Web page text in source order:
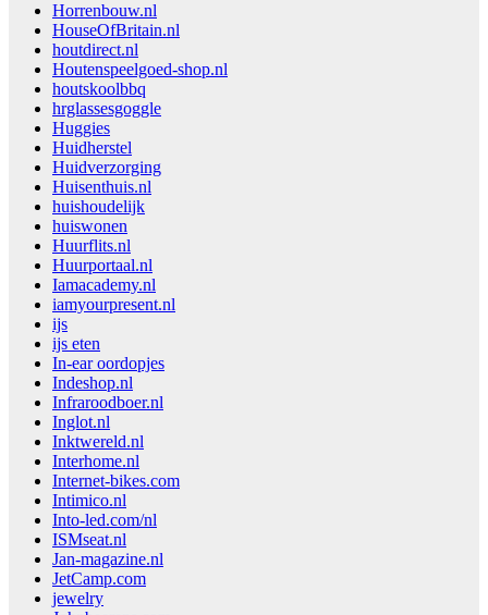
Horrenbouw.nl
HouseOfBritain.nl
houtdirect.nl
Houtenspeelgoed-shop.nl
houtskoolbbq
hrglassesgoggle
Huggies
Huidherstel
Huidverzorging
Huisenthuis.nl
huishoudelijk
huiswonen
Huurflits.nl
Huurportaal.nl
Iamacademy.nl
iamyourpresent.nl
ijs
ijs eten
In-ear oordopjes
Indeshop.nl
Infraroodboer.nl
Inglot.nl
Inktwereld.nl
Interhome.nl
Internet-bikes.com
Intimico.nl
Into-led.com/nl
ISMseat.nl
Jan-magazine.nl
JetCamp.com
jewelry